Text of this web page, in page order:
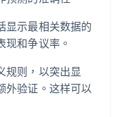
显示最相关数据的
现和争议率。
规则，以突出显
外验证。这样可以